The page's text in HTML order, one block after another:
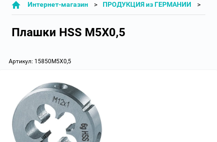
Интернет-магазин ПРОДУКЦИЯ из ГЕРМАНИИ
Плашки HSS M5X0,5
Артикул: 15850M5X0,5